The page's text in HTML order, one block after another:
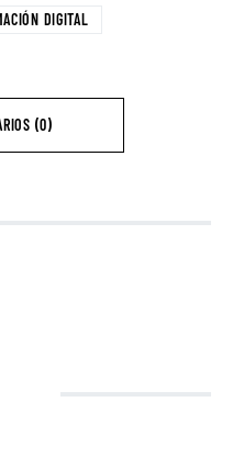
DIGITAL
(0)